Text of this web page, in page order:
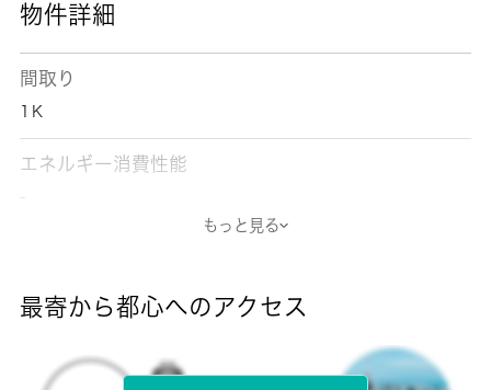
物件詳細
間取り
1Ｋ
エネルギー消費性能
-
もっと見る
最寄から都心へのアクセス